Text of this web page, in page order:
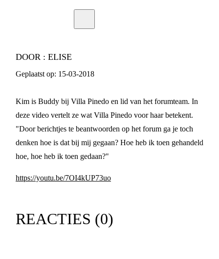
DOOR : ELISE
Geplaatst op: 15-03-2018
Kim is Buddy bij Villa Pinedo en lid van het forumteam. In
deze video vertelt ze wat Villa Pinedo voor haar betekent.
"Door berichtjes te beantwoorden op het forum ga je toch
denken hoe is dat bij mij gegaan? Hoe heb ik toen gehandeld
hoe, hoe heb ik toen gedaan?"
https://youtu.be/7OI4kUP73uo
REACTIES (0)